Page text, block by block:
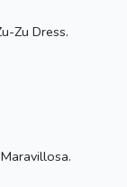
Zu Dress.